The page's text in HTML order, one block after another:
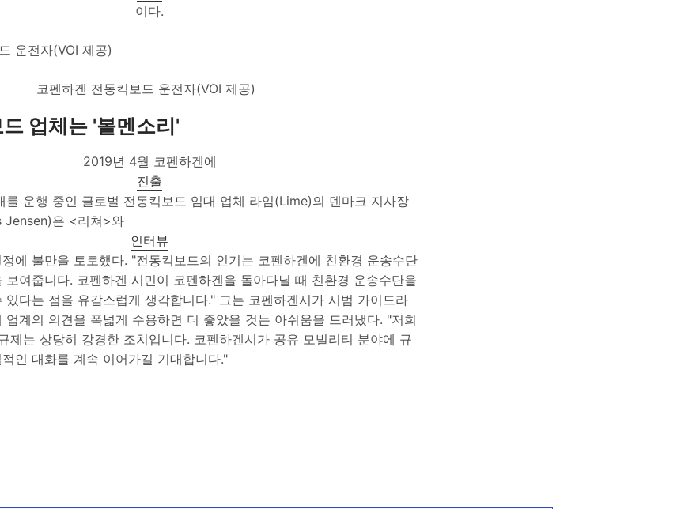
이다.
코펜하겐 전동킥보드 운전자(VOI 제공)
업체는 '볼멘소리'
2019년 4월 코펜하겐에
진출
를 운행 중인 글로벌 전동킥보드 임대 업체 라임(Lime)의 덴마크 지사장
Jensen)은 <리쳐>와
인터뷰
에 불만을 토로했다. "전동킥보드의 인기는 코펜하겐에 친환경 운송수단
보여줍니다. 코펜하겐 시민이 코펜하겐을 돌아다닐 때 친환경 운송수단을
있다는 점을 유감스럽게 생각합니다." 그는 코펜하겐시가 시범 가이드라
업계의 의견을 폭넓게 수용하면 더 좋았을 것는 아쉬움을 드러냈다. "저희
제는 상당히 강경한 조치입니다. 코펜하겐시가 공유 모빌리티 분야에 규
인 대화를 계속 이어가길 기대합니다."